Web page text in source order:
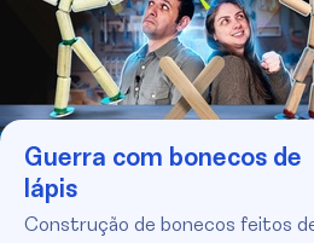
Guerra com bonecos de
lápis
Construção de bonecos feitos